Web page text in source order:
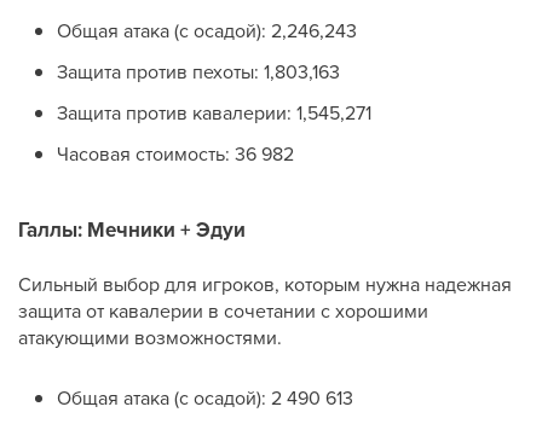
Общая атака (с осадой): 2,246,243
Защита против пехоты: 1,803,163
Защита против кавалерии: 1,545,271
Часовая стоимость: 36 982
Галлы: Мечники + Эдуи
Сильный выбор для игроков, которым нужна надежная
защита от кавалерии в сочетании с хорошими
атакующими возможностями.
Общая атака (с осадой): 2 490 613